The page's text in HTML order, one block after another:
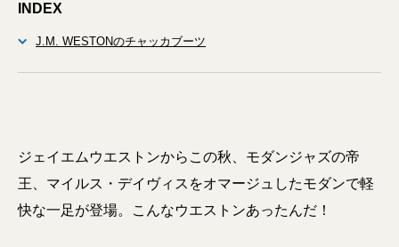
INDEX
J.M. WESTONのチャッカブーツ
ジェイエムウエストンからこの秋、モダンジャズの帝
王、マイルス・デイヴィスをオマージュしたモダンで軽
快な一足が登場。こんなウエストンあったんだ！